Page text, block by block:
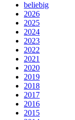
beliebig
2026
2025
2024
2023
2022
2021
2020
2019
2018
2017
2016
2015